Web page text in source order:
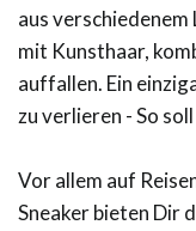
aus
mit Kunsthaar,
auffallen. Ein
zu verlieren - So
Vor allem auf
Sneaker bieten Dir